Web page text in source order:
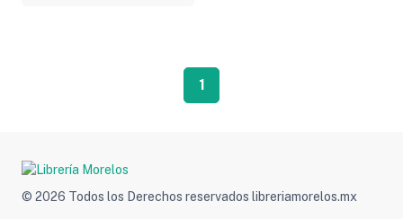
1
© 2026 Todos los Derechos reservados libreriamorelos.mx